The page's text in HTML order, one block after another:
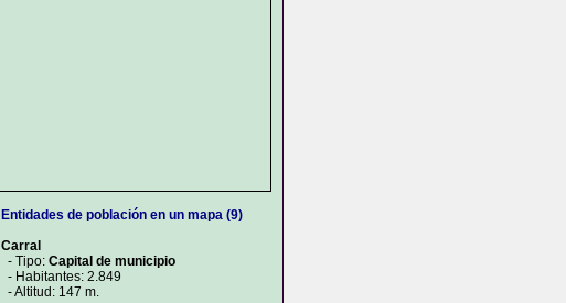
Entidades de población en un mapa (9)
Carral
- Tipo: Capital de municipio
- Habitantes: 2.849
- Altitud: 147 m.